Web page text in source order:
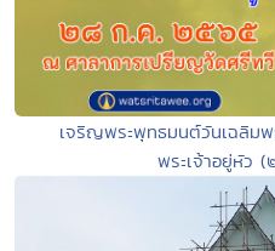
เจริญพระพุทธมนต์วันเฉลิม
พระเจ้าอยู่หัว